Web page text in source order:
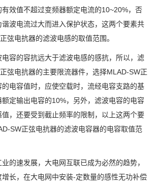
效值不超过变频器额定电流的10~20%，否
波电流过大而进入保护状态，这两个要素共
弦电抗器的滤波电感的取值范围。
的容抗远大于滤波电感的感抗，所以，滤
弦电抗器的主要限流器件，选择MLAD-SW正
电容值时，应使空载时，流经电容支路的基
定输出电容的10%，另外，滤波电容的电容
，还要受到截止频率的限制，以上这两个要
SW正弦电抗器的滤波电容器的电容取值范
速发展，大电网互联已成为必然的趋势，
增长，在大电网中安装-定数量的感性无功补偿